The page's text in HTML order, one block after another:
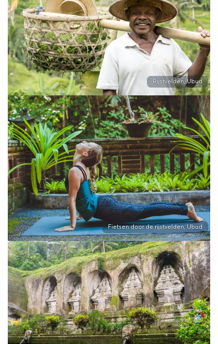
Rijstvelden, Ubud
Fietsen door de rijstvelden, Ubud